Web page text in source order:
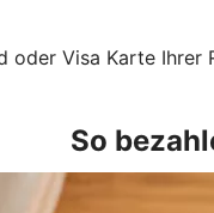
Visa Karte Ihrer
So